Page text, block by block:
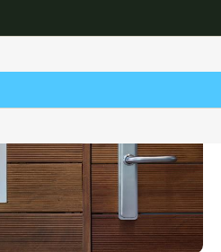
della lingua
North America Caribbean -